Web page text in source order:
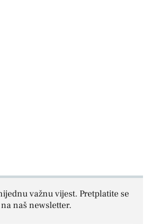
važnu vijest. Pretplatite se
na naš newsletter.